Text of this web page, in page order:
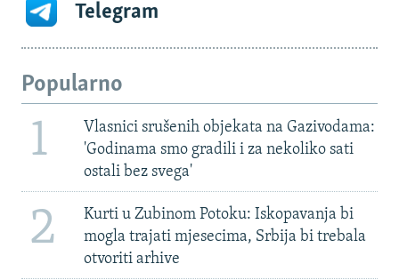
Telegram
Popularno
1
Vlasnici srušenih objekata na Gazivodama:
'Godinama smo gradili i za nekoliko sati
ostali bez svega'
2
Kurti u Zubinom Potoku: Iskopavanja bi
mogla trajati mjesecima, Srbija bi trebala
otvoriti arhive